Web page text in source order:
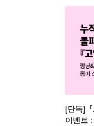
[단독]
이벤트